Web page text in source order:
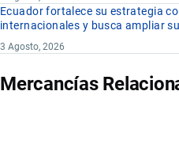
Ecuador fortalece su estrategia
internacionales y busca ampliar
3 Agosto, 2026
Mercancías